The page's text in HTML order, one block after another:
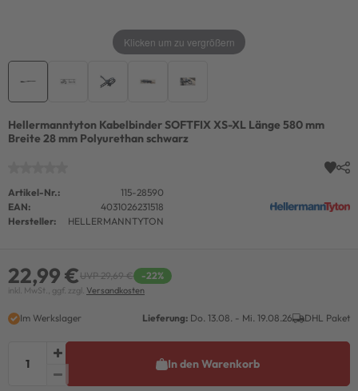
Klicken um zu vergrößern
Hellermanntyton Kabelbinder SOFTFIX XS-XL Länge 580 mm
Breite 28 mm Polyurethan schwarz
Artikel-Nr.:
115-28590
EAN:
4031026231518
Hersteller:
HELLERMANNTYTON
22,99 €UVP 29,69 € -22%
inkl. MwSt., ggf. zzgl. Versandkosten
Im Werkslager Lieferung: Do. 13.08. - Mi. 19.08.26 DHL Paket
In den Warenkorb